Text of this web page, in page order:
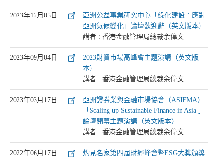
2023年12月05日
亞洲公益事業研究中心「綠化建設：應對
亞洲氣候變化」論壇歡迎辭（英文版本）
講者 : 香港金融管理局總裁余偉文
2023年09月04日
2023財資市場高峰會主題演講（英文版
本）
講者 : 香港金融管理局總裁余偉文
2023年03月17日
亞洲證券業與金融市場協會（ASIFMA）
「Scaling up Sustainable Finance in Asia 」
論壇開幕主題演講（英文版本）
講者 : 香港金融管理局總裁余偉文
2022年06月17日
灼見名家第四屆財經峰會暨ESG大獎頒獎